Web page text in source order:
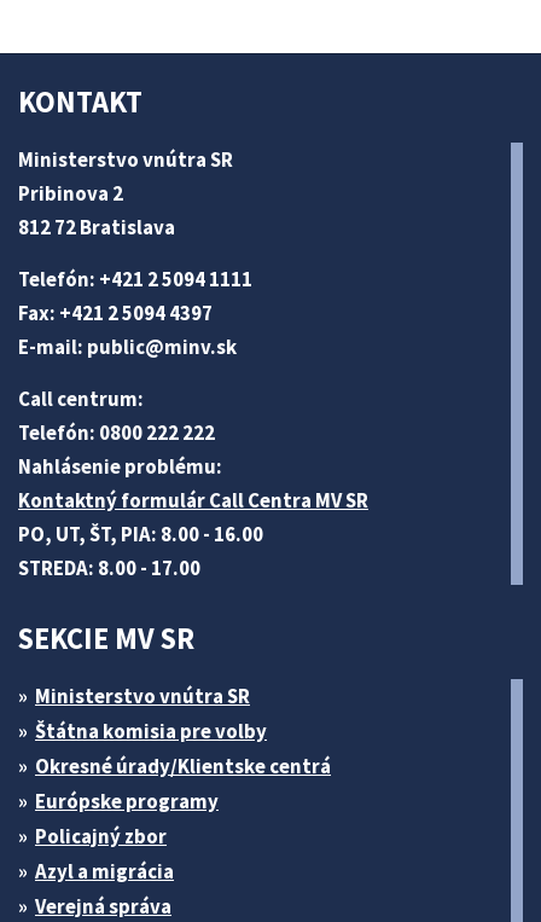
KONTAKT
Ministerstvo vnútra SR
Pribinova 2
812 72 Bratislava
Telefón: +421 2 5094 1111
Fax: +421 2 5094 4397
E-mail: public@minv.sk
Call centrum:
Telefón: 0800 222 222
Nahlásenie problému:
Kontaktný formulár Call Centra MV SR
PO, UT, ŠT, PIA: 8.00 - 16.00
STREDA: 8.00 - 17.00
SEKCIE MV SR
Ministerstvo vnútra SR
Štátna komisia pre volby
Okresné úrady/Klientske centrá
Európske programy
Policajný zbor
Azyl a migrácia
Verejná správa